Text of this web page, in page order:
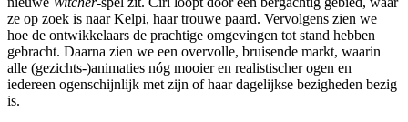
ze op zoek is naar Kelpi, haar trouwe paard. Vervolgens zien we
hoe de ontwikkelaars de prachtige omgevingen tot stand hebben
gebracht. Daarna zien we een overvolle, bruisende markt, waarin
alle (gezichts-)animaties nóg mooier en realistischer ogen en
iedereen ogenschijnlijk met zijn of haar dagelijkse bezigheden bezig
is.